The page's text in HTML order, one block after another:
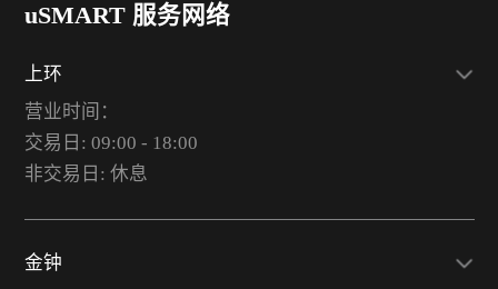
uSMART 服务网络
上环
营业时间：
交易日: 09:00 - 18:00
非交易日: 休息
金钟